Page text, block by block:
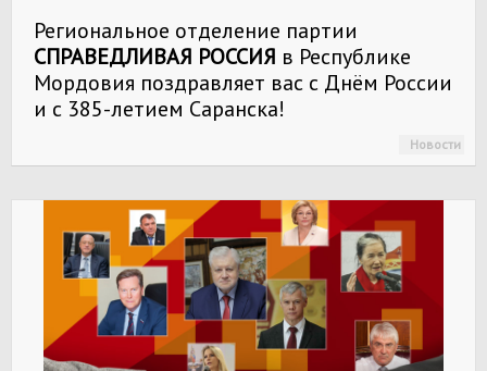
предстоящие выборы в Государственное
Собрание Республики Мордовия.
Региональное отделение партии
СПРАВЕДЛИВАЯ РОССИЯ в Республике
Мордовия поздравляет вас с Днём России
и с 385-летием Саранска!
Новости